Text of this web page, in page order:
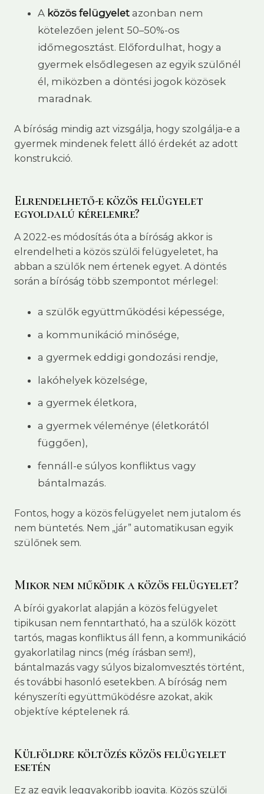
A közös felügyelet azonban nem
kötelezően jelent 50–50%-os
időmegosztást. Előfordulhat, hogy a
gyermek elsődlegesen az egyik szülőnél
él, miközben a döntési jogok közösek
maradnak.
A bíróság mindig azt vizsgálja, hogy szolgálja-e a
gyermek mindenek felett álló érdekét az adott
konstrukció.
Elrendelhető-e közös felügyelet
egyoldalú kérelemre?
A 2022-es módosítás óta a bíróság akkor is
elrendelheti a közös szülői felügyeletet, ha
abban a szülők nem értenek egyet. A döntés
során a bíróság több szempontot mérlegel:
a szülők együttműködési képessége,
a kommunikáció minősége,
a gyermek eddigi gondozási rendje,
lakóhelyek közelsége,
a gyermek életkora,
a gyermek véleménye (életkorától
függően),
fennáll-e súlyos konfliktus vagy
bántalmazás.
Fontos, hogy a közös felügyelet nem jutalom és
nem büntetés. Nem „jár” automatikusan egyik
szülőnek sem.
Mikor nem működik a közös felügyelet?
A bírói gyakorlat alapján a közös felügyelet
tipikusan nem fenntartható, ha a szülők között
tartós, magas konfliktus áll fenn, a kommunikáció
gyakorlatilag nincs (még írásban sem!),
bántalmazás vagy súlyos bizalomvesztés történt,
és további hasonló esetekben. A bíróság nem
kényszeríti együttműködésre azokat, akik
objektíve képtelenek rá.
Külföldre költözés közös felügyelet
esetén
Ez az egyik leggyakoribb jogvita. Közös szülői